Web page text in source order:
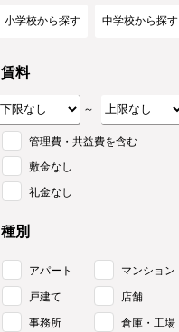
小学校から探す 中学校から探す
賃料
～
管理費・共益費を含む
敷金なし
礼金なし
種別
アパート マンション
戸建て 店舗
事務所 倉庫・工場